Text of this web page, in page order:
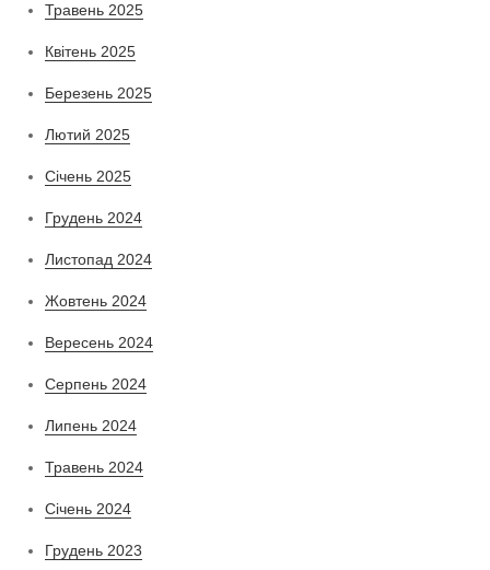
Травень 2025
Квітень 2025
Березень 2025
Лютий 2025
Січень 2025
Грудень 2024
Листопад 2024
Жовтень 2024
Вересень 2024
Серпень 2024
Липень 2024
Травень 2024
Січень 2024
Грудень 2023